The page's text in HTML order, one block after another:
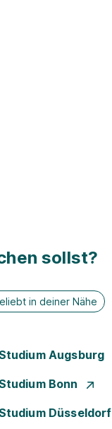
sollst?
in deiner Nähe
Augsburg
Bonn
Düsseldorf